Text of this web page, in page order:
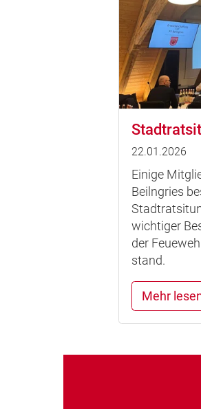
22.01.2026
Einige
Beilngries
wichtiger
der
stand.
Mehr